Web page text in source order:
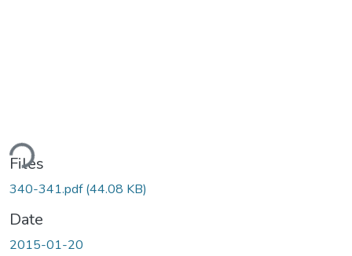
Files
340-341.pdf(44.08 KB)
Date
2015-01-20